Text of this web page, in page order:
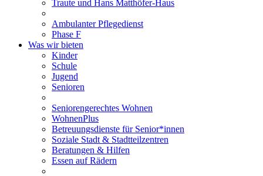
Traute und Hans Matthöfer-Haus
Ambulanter Pflegedienst
Phase F
Was wir bieten
Kinder
Schule
Jugend
Senioren
Seniorengerechtes Wohnen
WohnenPlus
Betreuungsdienste für Senior*innen
Soziale Stadt & Stadtteilzentren
Beratungen & Hilfen
Essen auf Rädern